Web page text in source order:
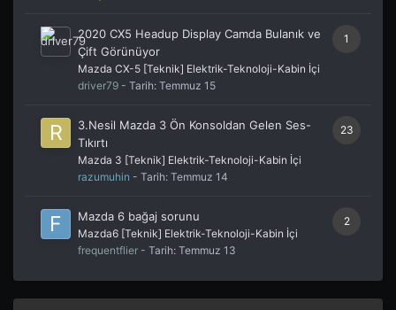
1
2020 CX5 Headup Display Camda Bulanık ve
Çift Görünüyor
Mazda CX-5 [Teknik] Elektrik-Teknoloji-Kabin İçi
driver79 - Tarih: Temmuz 15
23
3.Nesil Mazda 3 Ön Konsoldan Gelen Ses-
Tıkırtı
Mazda 3 [Teknik] Elektrik-Teknoloji-Kabin İçi
razumuhin - Tarih: Temmuz 14
2
Mazda 6 bağaj sorunu
Mazda6 [Teknik] Elektrik-Teknoloji-Kabin İçi
frequentflier - Tarih: Temmuz 13